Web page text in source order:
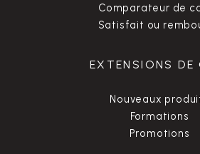
Comparateur de
Satisfait ou
EXTENSIONS DE
Nouveaux
Formations
Promotions